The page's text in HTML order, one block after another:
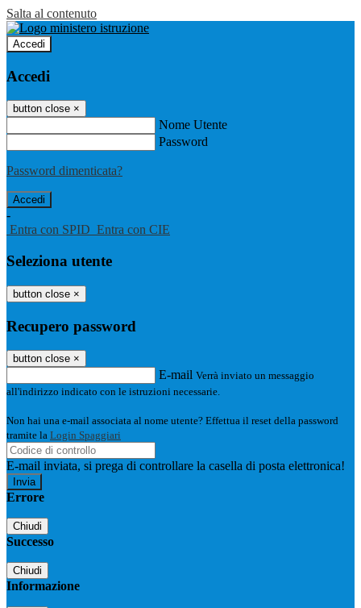
Salta al contenuto
Accedi
Accedi
button close ×
Nome Utente
Password
Password dimenticata?
-
Entra con SPID Entra con CIE
Seleziona utente
button close ×
Recupero password
button close ×
E-mail Verrà inviato un messaggio
all'indirizzo indicato con le istruzioni necessarie.
Non hai una e-mail associata al nome utente? Effettua il reset della password
tramite la Login Spaggiari
E-mail inviata, si prega di controllare la casella di posta elettronica!
Errore
Chiudi
Successo
Chiudi
Informazione